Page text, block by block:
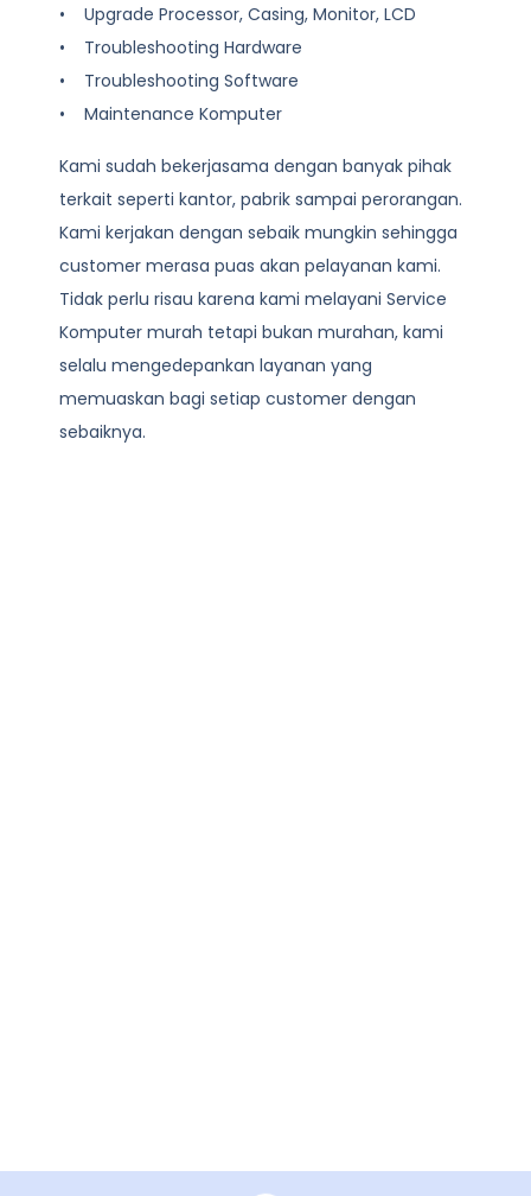
• Upgrade Processor, Casing, Monitor, LCD
• Troubleshooting Hardware
• Troubleshooting Software
• Maintenance Komputer
Kami sudah bekerjasama dengan banyak pihak
terkait seperti kantor, pabrik sampai perorangan.
Kami kerjakan dengan sebaik mungkin sehingga
customer merasa puas akan pelayanan kami.
Tidak perlu risau karena kami melayani Service
Komputer murah tetapi bukan murahan, kami
selalu mengedepankan layanan yang
memuaskan bagi setiap customer dengan
sebaiknya.